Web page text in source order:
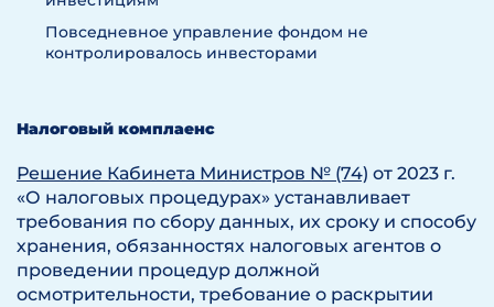
Повседневное управление фондом не
контролировалось инвесторами
Налоговый комплаенс
Решение Кабинета Министров № (74) от 2023 г.
«О налоговых процедурах» устанавливает
требования по сбору данных, их сроку и способу
хранения, обязанностях налоговых агентов о
проведении процедур должной
осмотрительности, требование о раскрытии